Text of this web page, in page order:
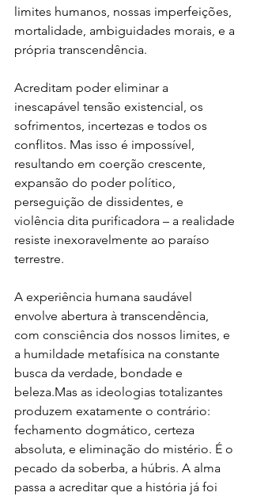
limites humanos, nossas imperfeições,
mortalidade, ambiguidades morais, e a
própria transcendência.
Acreditam poder eliminar a
inescapável tensão existencial, os
sofrimentos, incertezas e todos os
conflitos. Mas isso é impossível,
resultando em coerção crescente,
expansão do poder político,
perseguição de dissidentes, e
violência dita purificadora – a realidade
resiste inexoravelmente ao paraíso
terrestre.
A experiência humana saudável
envolve abertura à transcendência,
com consciência dos nossos limites, e
a humildade metafísica na constante
busca da verdade, bondade e
beleza.Mas as ideologias totalizantes
produzem exatamente o contrário:
fechamento dogmático, certeza
absoluta, e eliminação do mistério. É o
pecado da soberba, a húbris. A alma
passa a acreditar que a história já foi